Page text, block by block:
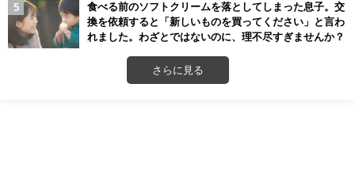
食べる前のソフトクリームを落としてしまった息子。交
換を依頼すると「新しいものを買ってください」と言わ
れました。わざとではないのに、理不尽すぎませんか？
さらに見る